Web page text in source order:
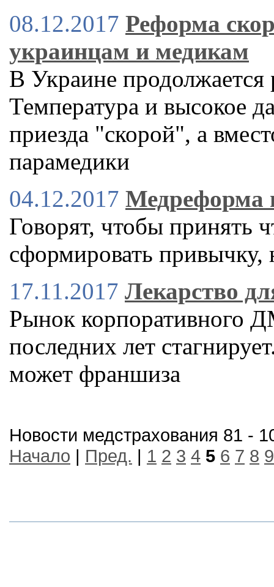
08.12.2017 Реформа
украинцам и медикам
В Украине
Температура и высокое
приезда "скорой", а
парамедики
04.12.2017 Медреформа
Говорят, чтобы принять
сформировать привычку,
17.11.2017 Лекарство
Рынок корпоративного
последних лет
может франшиза
Новости медстрахования 81 -
Начало | Пред. | 1 2 3 4 5 6 7 8 9